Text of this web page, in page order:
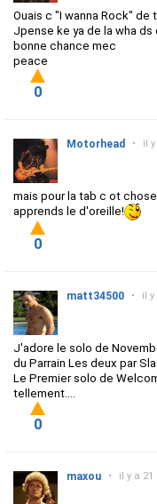
Ouais c "I wanna Rock" de
Jpense ke ya de la wha ds
bonne chance mec
peace
0
Motorhead • il
mais pour la tab c ot
apprends le d'oreille!
0
matt34500 • il y
J'adore le solo de
du Parrain Les deux par
Le Premier solo de
tellement....
0
maxou • il y a 21